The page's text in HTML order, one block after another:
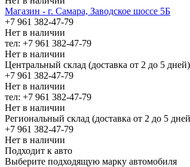
Магазин - г. Самара, Заводское шоссе 5Б
+7 961 382-47-79
Нет в наличии
тел: +7 961 382-47-79
Нет в наличии
Центральный склад (доставка от 2 до 5 дней)
+7 961 382-47-79
Нет в наличии
тел: +7 961 382-47-79
Нет в наличии
Региональный склад (доставка от 2 до 5
+7 961 382-47-79
Нет в наличии
Подходит к авто
Выберите подходящую марку автомобиля